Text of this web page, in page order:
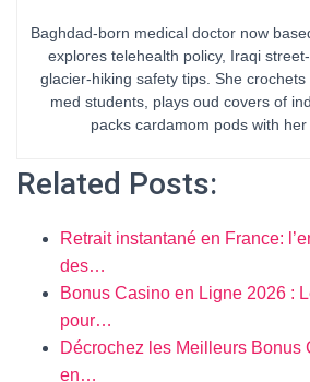
Baghdad-born medical doctor now
explores telehealth policy, Iraqi
glacier-hiking safety tips. She
med students, plays oud covers of
packs cardamom pods with her
Related Posts:
Retrait instantané en France:
des…
Bonus Casino en Ligne 2026 :
pour…
Décrochez les Meilleurs Bonus
en…